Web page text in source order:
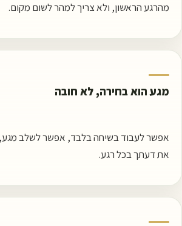
מהרגע הראשון, ולא צריך למהר לשום מקום.
מגע הוא בחירה, לא חובה
אפשר לעבוד בשיחה בלבד, אפשר לשלב
את דעתך בכל רגע.